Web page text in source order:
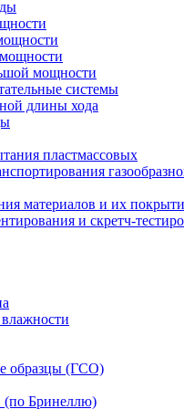
мощности
системы
длины хода
пластмассовых
материалов и их
и скретч-
образцы (ГСО)
Бринеллю)